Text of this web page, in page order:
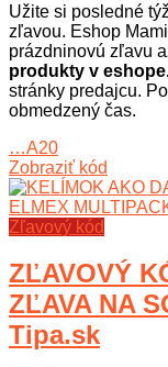
Užite si posledné
zľavou. Eshop
prázdninovú zľavu
produkty v
stránky predajcu.
obmedzený čas.
…A20
Zobraziť kód
Zľavový kód
ZĽAVOVÝ
ZĽAVA NA
Tipa.sk